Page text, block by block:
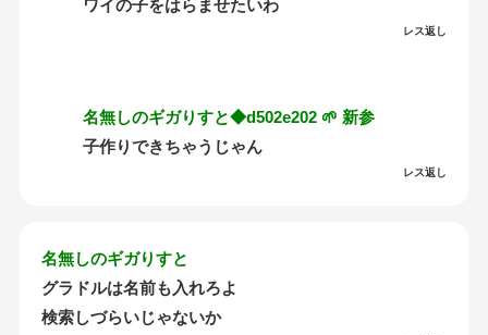
ワイの子をはらませたいわ
レス返し
名無しのギガりすと◆d502e202 🌱 新参
子作りできちゃうじゃん
レス返し
名無しのギガりすと
グラドルは名前も入れろよ
検索しづらいじゃないか